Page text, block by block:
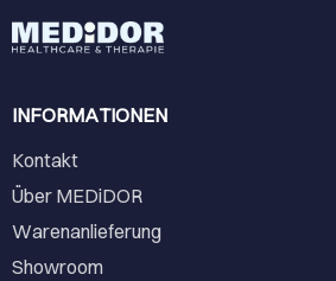
INFORMATIONEN
Kontakt
Über MEDiDOR
Warenanlieferung
Showroom